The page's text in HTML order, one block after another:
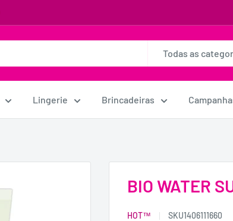
Todas as
Lingerie Brincadeiras
BIO WATER
HOT™ SKU1406111660